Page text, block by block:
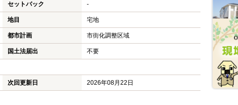
セットバック -
地目 宅地
都市計画 市街化調整区域
国土法届出 不要
次回更新日
2026年08月22日